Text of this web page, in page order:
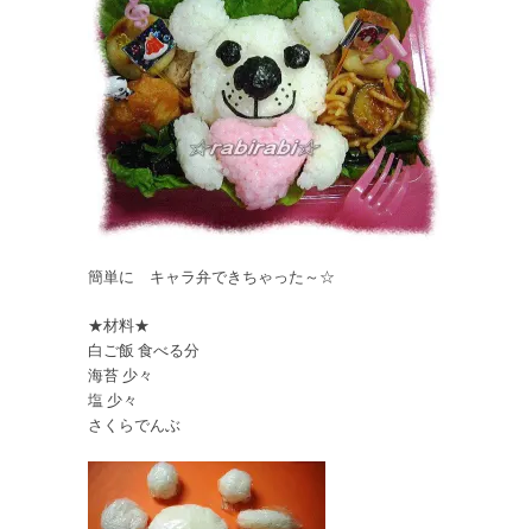
簡単に キャラ弁できちゃった～☆
★材料★
白ご飯 食べる分
海苔 少々
塩 少々
さくらでんぶ